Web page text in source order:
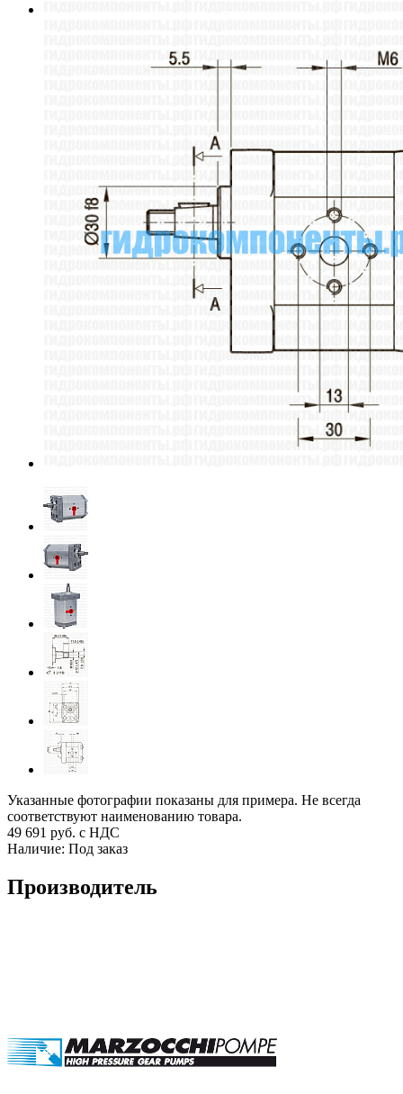
Указанные фотографии показаны для примера. Не всегда
соответствуют наименованию товара.
49 691 руб. с НДС
Наличие: Под заказ
Производитель